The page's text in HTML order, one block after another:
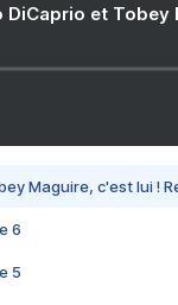
DiCaprio et
Maguire, c'est lui !
6
5